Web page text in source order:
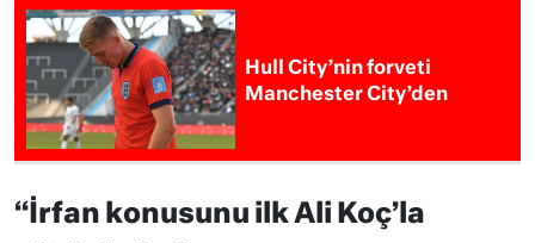
Hull City’nin forveti
Manchester City’den
“İrfan konusunu ilk Ali Koç’la